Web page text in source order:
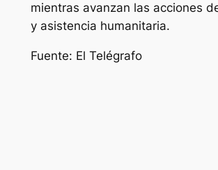
mientras avanzan las acciones
y asistencia humanitaria.
Fuente: El Telégrafo